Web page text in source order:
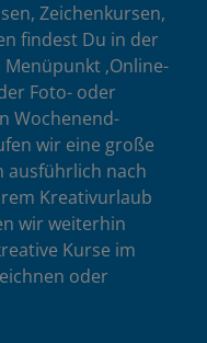
Zeichenkursen,
findest Du in der
‚Online-
Foto- oder
Wochenend-
wir eine große
ausführlich nach
Kreativurlaub
wir weiterhin
Kurse im
oder